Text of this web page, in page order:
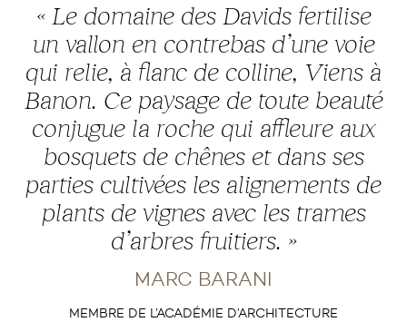
« Le domaine des Davids fertilise
un vallon en contrebas d’une voie
qui relie, à flanc de colline, Viens à
Banon. Ce paysage de toute beauté
conjugue la roche qui affleure aux
bosquets de chênes et dans ses
parties cultivées les alignements de
plants de vignes avec les trames
d’arbres fruitiers. »
MARC BARANI
MEMBRE DE L’ACADÉMIE D’ARCHITECTURE